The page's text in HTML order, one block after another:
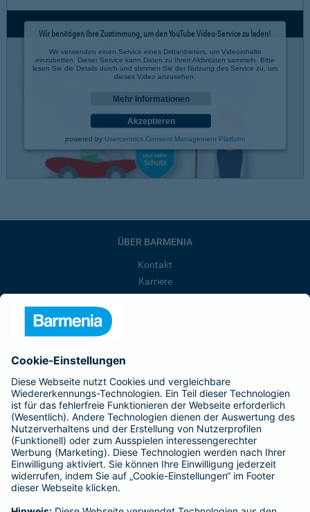
Wir benötigen Ihre Zustimmung, um den YouTube Video-Service zu laden!
Wir verwenden einen Service eines Drittanbieters, um Videoinhalte
einzubetten. Dieser Service kann Daten zu Ihren Aktivitäten sammeln. Bitte
lesen Sie die Details durch und stimmen Sie der Nutzung des Service zu, um
dieses Video anzusehen.
Mehr Informationen
Akzeptieren
powered by Usercentrics Consent Management Platform
ÜBER BARMENIA
Kontakt
Karriere
Barmenia ist Teil der BarmeniaGothaer
BELIEBTE SEITEN
Kranken-Zusatzversicherung
Tierversicherungen
Haftpflichtversicherung
Hausratversicherung